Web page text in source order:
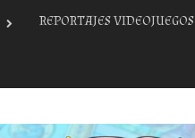
REPORTAJES VIDEOJUEGOS